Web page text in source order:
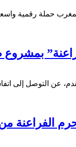
الاجتماعي في
بمشروع
التوصل إلى
الفراعنة